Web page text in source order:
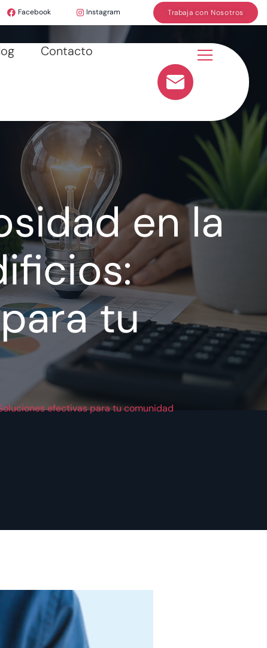
Facebook Instagram Trabaja con Nosotros
Contacto
en la
tu
efectivas para tu comunidad